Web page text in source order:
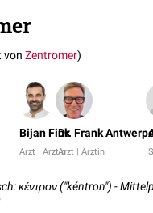
von Zentromer)
Bijan Fink
Arzt | Ärztin
Dr. Frank
Arzt | Ärztin
κέντρον ("kéntron") -